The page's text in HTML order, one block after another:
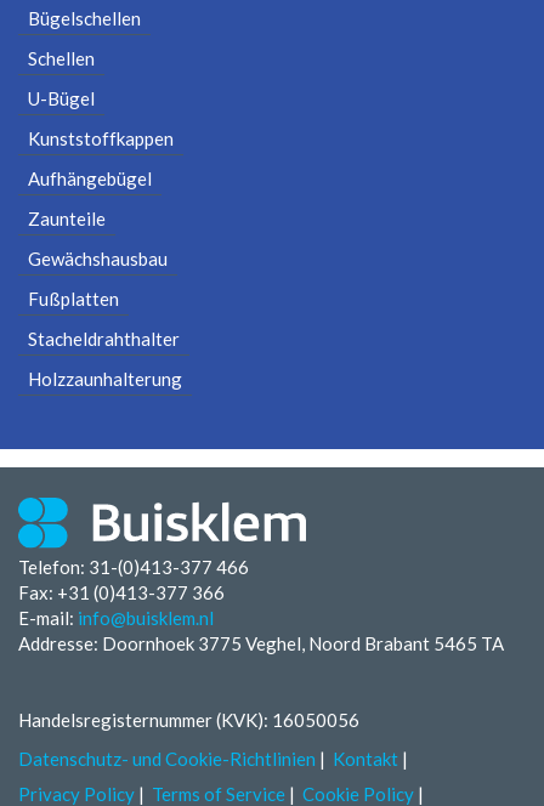
Bügelschellen
Schellen
U-Bügel
Kunststoffkappen
Aufhängebügel
Zaunteile
Gewächshausbau
Fußplatten
Stacheldrahthalter
Holzzaunhalterung
Telefon: 31-(0)413-377 466
Fax: +31 (0)413-377 366
E-mail: info@buisklem.nl
Addresse: Doornhoek 3775 Veghel, Noord Brabant 5465 TA
Handelsregisternummer (KVK): 16050056
Datenschutz- und Cookie-Richtlinien
Kontakt
Privacy Policy
Terms of Service Cookie Policy